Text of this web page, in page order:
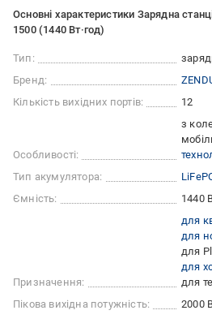
Основні характеристики Зарядна
1500 (1440 Вт·год)
Тип:
Бренд:
Кількість вихідних портів:
12
Особливості:
з
Тип акумулятора:
Ємність:
1440
Призначення:
для
для
для
для
для
Пікова вихідна потужність:
2000